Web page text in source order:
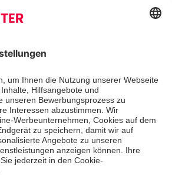
Medizin & Pflege
Zentren
Patienten